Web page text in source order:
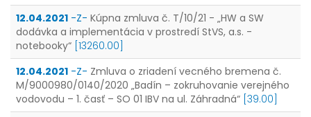
12.04.2021 -Z- Kúpna zmluva č. T/10/21 - „HW a SW
dodávka a implementácia v prostredí StVS, a.s. -
notebooky“ [13260.00]
12.04.2021 -Z- Zmluva o zriadení vecného bremena č.
M/9000980/0140/2020 „Badín – zokruhovanie verejného
vodovodu – 1. časť – SO 01 IBV na ul. Záhradná“ [39.00]